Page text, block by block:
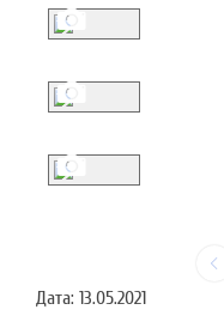
Дата: 13.05.2021